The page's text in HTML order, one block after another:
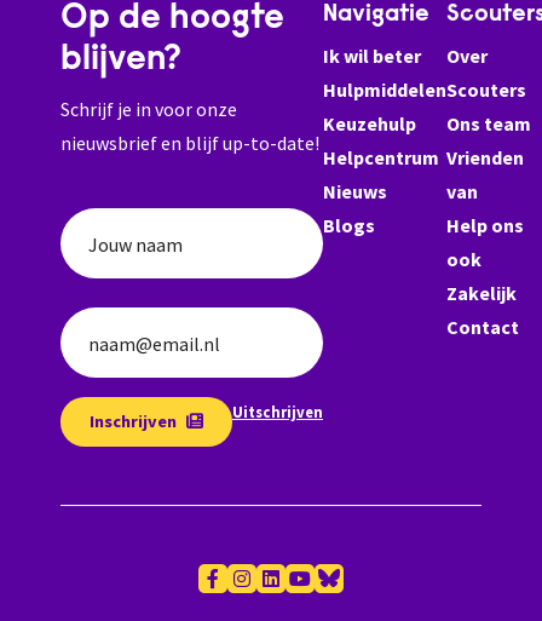
Op de hoogte
blijven?
Schrijf je in voor onze
nieuwsbrief en blijf up-to-date!
Jouw naam
naam@email.nl
Inschrijven Uitschrijven
Navigatie
Ik wil beter
Hulpmiddelen
Keuzehulp
Helpcentrum
Nieuws
Blogs
Over
Scouters
Ons team
Vrienden
van
Help ons
ook
Zakelijk
Contact